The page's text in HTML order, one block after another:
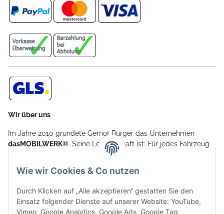
Wir über uns
Im Jahre 2010 gründete Gernot Burger das Unternehmen
dasMOBILWERK®. Seine Leidenschaft ist: Für jedes Fahrzeug
ein Car Cover anzubieten - passgenau und individuell.
Aufgrund der vielen positiven Kundenrückmeldungen kamen
weitere Produkte, wie Reifenschuhe, Hardtopständer hinzu.
Seine Reifenschoner werden in Deutschland produziert und
sind mit hochwertigen Techniken und Materialien gefertigt.
Wie wir Cookies & Co nutzen
Durch Klicken auf „Alle akzeptieren“ gestatten Sie den
Einsatz folgender Dienste auf unserer Website: YouTube,
Vimeo, Google Analytics, Google Ads, Google Tag